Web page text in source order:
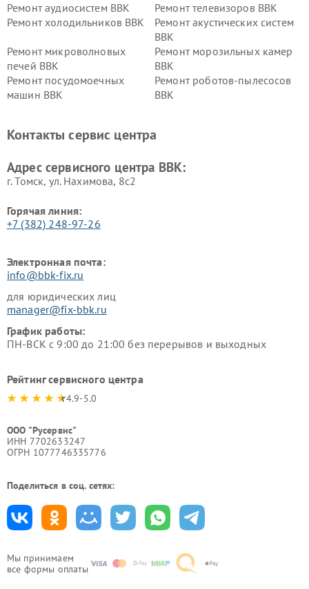
Мы принимаем
все формы оплаты
Ремонт аудиосистем BBK
Ремонт телевизоров BBK
Ремонт холодильников BBK
Ремонт акустических систем
BBK
Ремонт микроволновых
печей BBK
Ремонт морозильных камер
BBK
Ремонт посудомоечных
машин BBK
Ремонт роботов-пылесосов
BBK
Ремонт винных шкафов BBK
Контакты сервис центра
Адрес сервисного центра BBK:
г. Томск, ул. Нахимова, 8с2
Горячая линия:
+7 (382) 248-97-26
Электронная почта:
info@bbk-fix.ru
для юридических лиц
manager@fix-bbk.ru
График работы:
ПН-ВСК с 9:00 до 21:00 без перерывов и выходных
Рейтинг сервисного центра
4.9-5.0
ООО "Русервис"
ИНН 7702633247
ОГРН 1077746335776
Поделиться в соц. сетях: